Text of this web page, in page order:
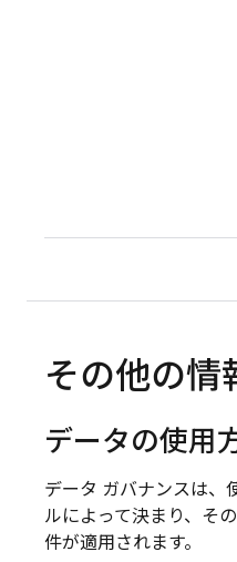
その他の情
データの使用
データ ガバナンスは、
ルによって決まり、そ
件が適用されます。